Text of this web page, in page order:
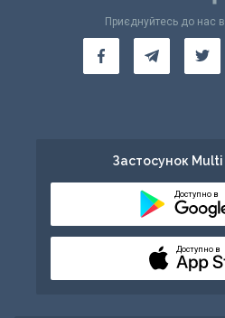
Приєднуйтесь до нас
Застосунок Multi
Доступно в
Доступно в